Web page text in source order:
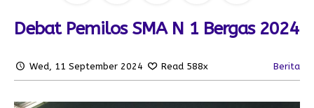
Debat Pemilos SMA N 1 Bergas 2024
Wed, 11 September 2024 Read 588x Berita